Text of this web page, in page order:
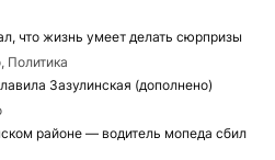
что жизнь умеет делать сюрпризы
Политика
Зазулинская (дополнено)
районе — водитель мопеда сбил